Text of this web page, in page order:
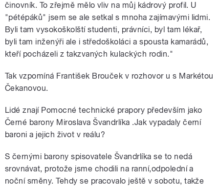
činovník. To zřejmě mělo vliv na můj kádrový profil. U
"pétépáků" jsem se ale setkal s mnoha zajímavými lidmi.
Byli tam vysokoškolští studenti, právníci, byl tam lékař,
byli tam inženýři ale i středoškoláci a spousta kamarádů,
kteří pocházeli z takzvaných kulackých rodin."
Tak vzpomíná František Brouček v rozhovor u s Markétou
Čekanovou.
Lidé znají Pomocné technické prapory především jako
Černé barony Miroslava Švandrlíka .Jak vypadaly černí
baroni a jejich život v reálu?
S černými barony spisovatele Švandrlíka se to nedá
srovnávat, protože jsme chodili na ranní,odpolední a
noční směny. Tehdy se pracovalo ještě v sobotu, takže